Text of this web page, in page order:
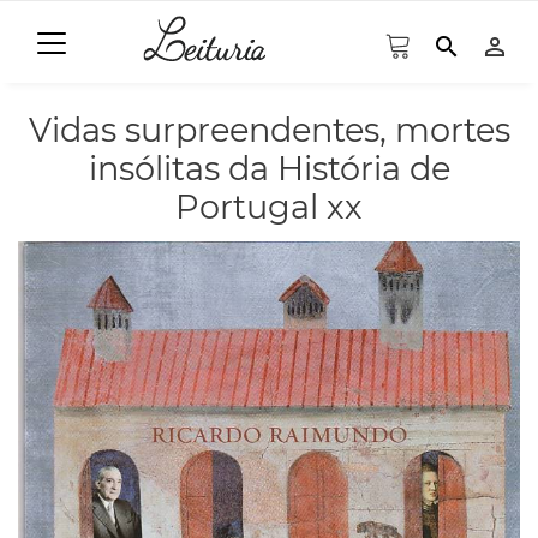
search person_outline
Vidas surpreendentes, mortes
insólitas da História de
Portugal xx